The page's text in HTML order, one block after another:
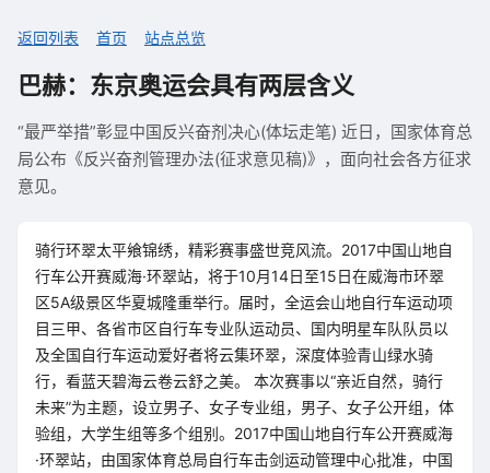
返回列表 首页 站点总览
巴赫：东京奥运会具有两层含义
“最严举措”彰显中国反兴奋剂决心(体坛走笔) 近日，国家体育总
局公布《反兴奋剂管理办法(征求意见稿)》，面向社会各方征求
意见。
骑行环翠太平飨锦绣，精彩赛事盛世竞风流。2017中国山地自
行车公开赛威海·环翠站，将于10月14日至15日在威海市环翠
区5A级景区华夏城隆重举行。届时，全运会山地自行车运动项
目三甲、各省市区自行车专业队运动员、国内明星车队队员以
及全国自行车运动爱好者将云集环翠，深度体验青山绿水骑
行，看蓝天碧海云卷云舒之美。 本次赛事以“亲近自然，骑行
未来”为主题，设立男子、女子专业组，男子、女子公开组，体
验组，大学生组等多个组别。2017中国山地自行车公开赛威海
·环翠站，由国家体育总局自行车击剑运动管理中心批准，中国